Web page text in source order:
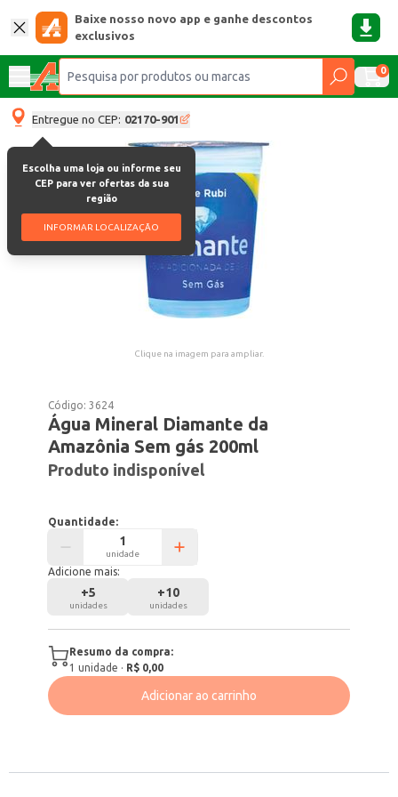
Baixe nosso novo app e ganhe descontos
exclusivos
0
Entregue no CEP: 02170-901
Escolha uma loja ou informe seu
CEP para ver ofertas da sua
região
INFORMAR LOCALIZAÇÃO
Clique na imagem para ampliar.
Código:3624
Água Mineral Diamante da
Amazônia Sem gás 200ml
Produto indisponível
Quantidade:
unidade
Adicione mais:
+5
unidades
+10
unidades
Resumo da compra:
1 unidade · R$ 0,00
Adicionar ao carrinho